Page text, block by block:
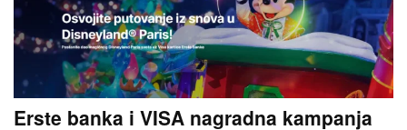
Erste banka i VISA nagradna kampanja